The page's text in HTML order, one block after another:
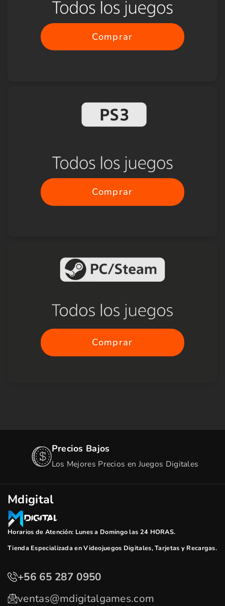
Comprar
Comprar
Comprar
Precios Bajos
Los Mejores Precios en Juegos Digitales
Mdigital
Horarios de Atención: Lunes a Domingo las 24 HORAS.
Tienda Especializada en Videojuegos Digitales, Tarjetas y Recargas.
+56 65 287 0950
ventas@mdigitalgames.com